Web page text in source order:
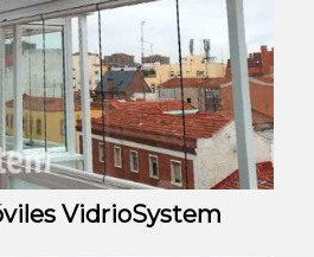
VidrioSystem